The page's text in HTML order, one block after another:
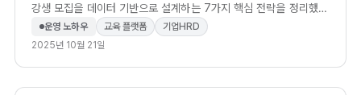
강생 모집을 데이터 기반으로 설계하는 7가지 핵심 전략을 정리했습
니다.
운영 노하우 교육 플랫폼
기업HRD
2025년 10월 21일